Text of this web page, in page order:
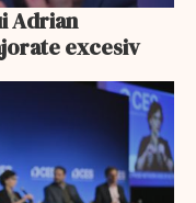
Adrian
excesiv